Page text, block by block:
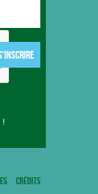
!
Crédits